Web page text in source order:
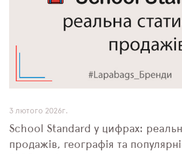
3 лютого 2026г.
School Standard у цифрах:
продажів, географія та